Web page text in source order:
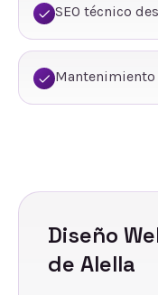
SEO técnico
Diseño
de Alella